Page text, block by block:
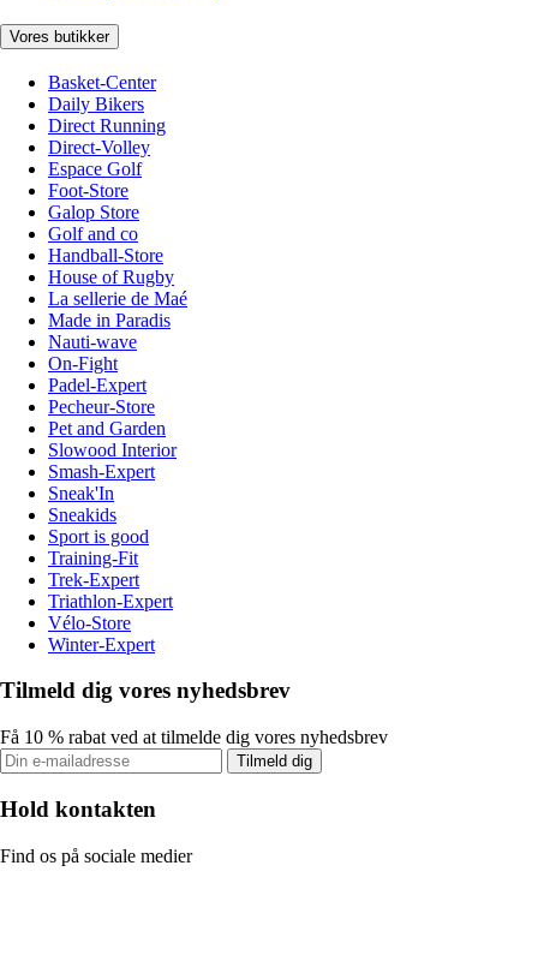
Vores butikker
Basket-Center
Daily Bikers
Direct Running
Direct-Volley
Espace Golf
Foot-Store
Galop Store
Golf and co
Handball-Store
House of Rugby
La sellerie de Maé
Made in Paradis
Nauti-wave
On-Fight
Padel-Expert
Pecheur-Store
Pet and Garden
Slowood Interior
Smash-Expert
Sneak'In
Sneakids
Sport is good
Training-Fit
Trek-Expert
Triathlon-Expert
Vélo-Store
Winter-Expert
Tilmeld dig vores nyhedsbrev
Få 10 % rabat ved at tilmelde dig vores nyhedsbrev
Tilmeld dig
Hold kontakten
Find os på sociale medier